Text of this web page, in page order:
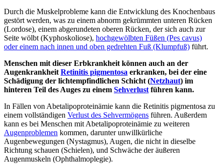
Durch die Muskelprobleme kann die Entwicklung des Knochenbaus
gestört werden, was zu einem abnorm gekrümmten unteren Rücken
(Lordose), einem abgerundeten oberen Rücken, der sich auch zur
Seite wölbt (Kyphoskoliose), hochgewölbten Füßen (Pes cavus)
oder einem nach innen und oben gedrehten Fuß (Klumpfuß) führt.
Menschen mit dieser Erbkrankheit können auch an der
Augenkrankheit Retinitis pigmentosa erkranken, bei der eine
Schädigung der lichtempfindlichen Schicht (Netzhaut) im
hinteren Teil des Auges zu einem Sehverlust führen kann.
In Fällen von Abetalipoproteinämie kann die Retinitis pigmentosa zu
einem vollständigen Verlust des Sehvermögens führen. Außerdem
kann es bei Menschen mit Abetalipoproteinämie zu weiteren
Augenproblemen kommen, darunter unwillkürliche
Augenbewegungen (Nystagmus), Augen, die nicht in dieselbe
Richtung schauen (Schielen), und Schwäche der äußeren
Augenmuskeln (Ophthalmoplegie).